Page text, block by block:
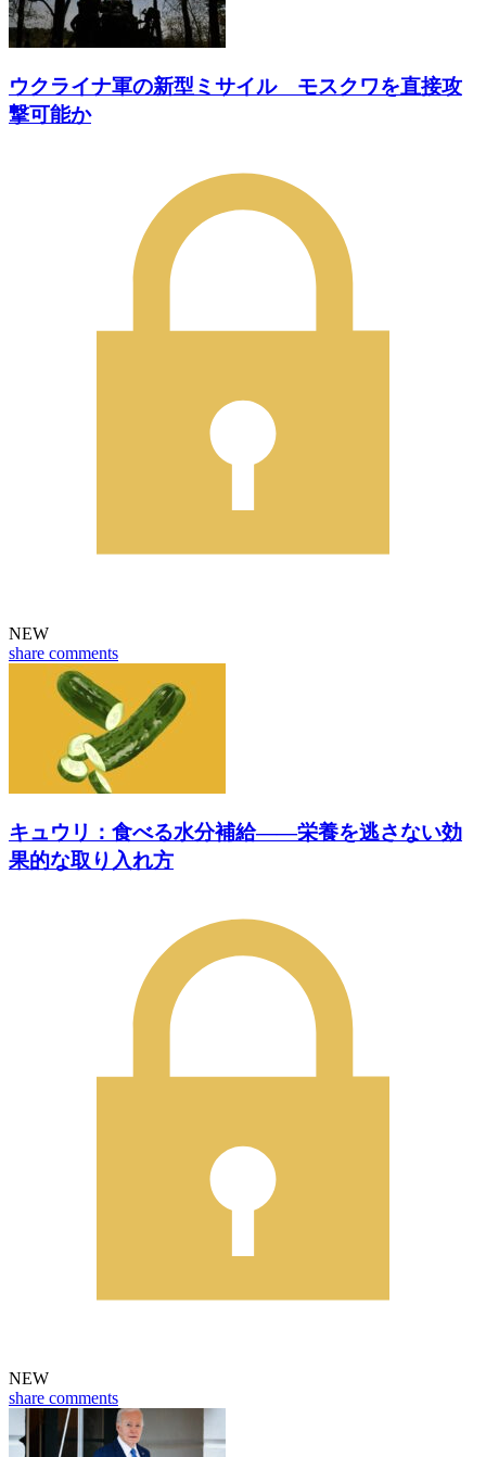
ウクライナ軍の新型ミサイル モスクワを直接攻
撃可能か
NEW
share comments
キュウリ：食べる水分補給――栄養を逃さない効
果的な取り入れ方
NEW
share comments